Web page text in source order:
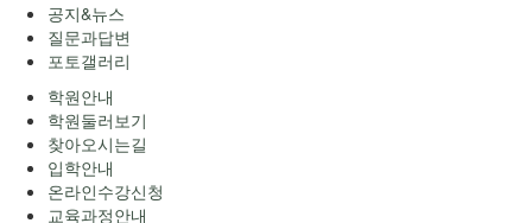
공지&뉴스
질문과답변
포토갤러리
학원안내
학원둘러보기
찾아오시는길
입학안내
온라인수강신청
교육과정안내